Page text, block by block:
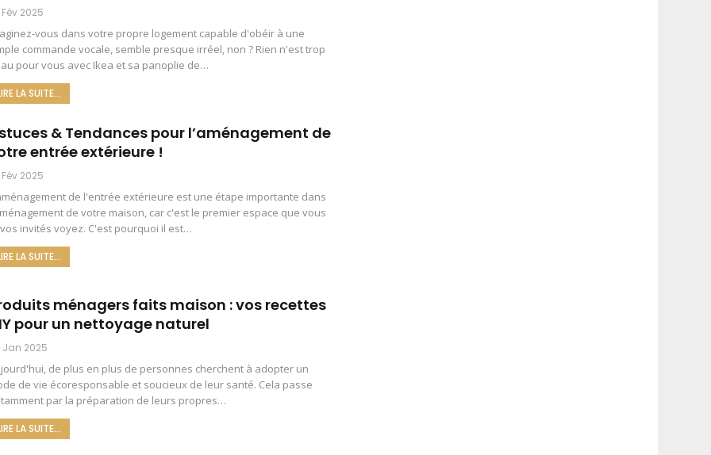
Fév 2025
vous dans votre propre logement capable d'obéir à une
commande vocale, semble presque irréel, non ? Rien n'est trop
pour vous avec Ikea et sa panoplie de…
LA SUITE...
& Tendances pour l’aménagement de
entrée extérieure !
Fév 2025
de l'entrée extérieure est une étape importante dans
de votre maison, car c'est le premier espace que vous
invités voyez. C'est pourquoi il est…
LA SUITE...
ménagers faits maison : vos recettes
pour un nettoyage naturel
Jan 2025
de plus en plus de personnes cherchent à adopter un
de vie écoresponsable et soucieux de leur santé. Cela passe
par la préparation de leurs propres…
LA SUITE...